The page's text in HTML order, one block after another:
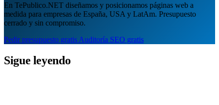
En TePublico.NET diseñamos y posicionamos páginas web a
medida para empresas de España, USA y LatAm. Presupuesto
cerrado y sin compromiso.
Pedir presupuesto gratis Auditoría SEO gratis
Sigue leyendo